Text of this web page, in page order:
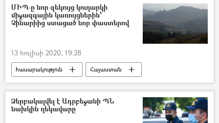
Ադրբեջան
ՄԻՊ-ը նոր զեկույց կուղարկի
միջազգային կառույցներին՝
Չինարիից ստացած նոր փաստերով
13 հուլիսի 2020, 19:28
հասարակություն
Հայաստան
Չինարի
հայ-ադրբեջանական
Սահման
ՀՀ ՄԻՊ
Արման Թաթոյան
Տավուշ
Ձերբակալվել է Ադրբեջանի ՊՆ
նախկին ղեկավարը